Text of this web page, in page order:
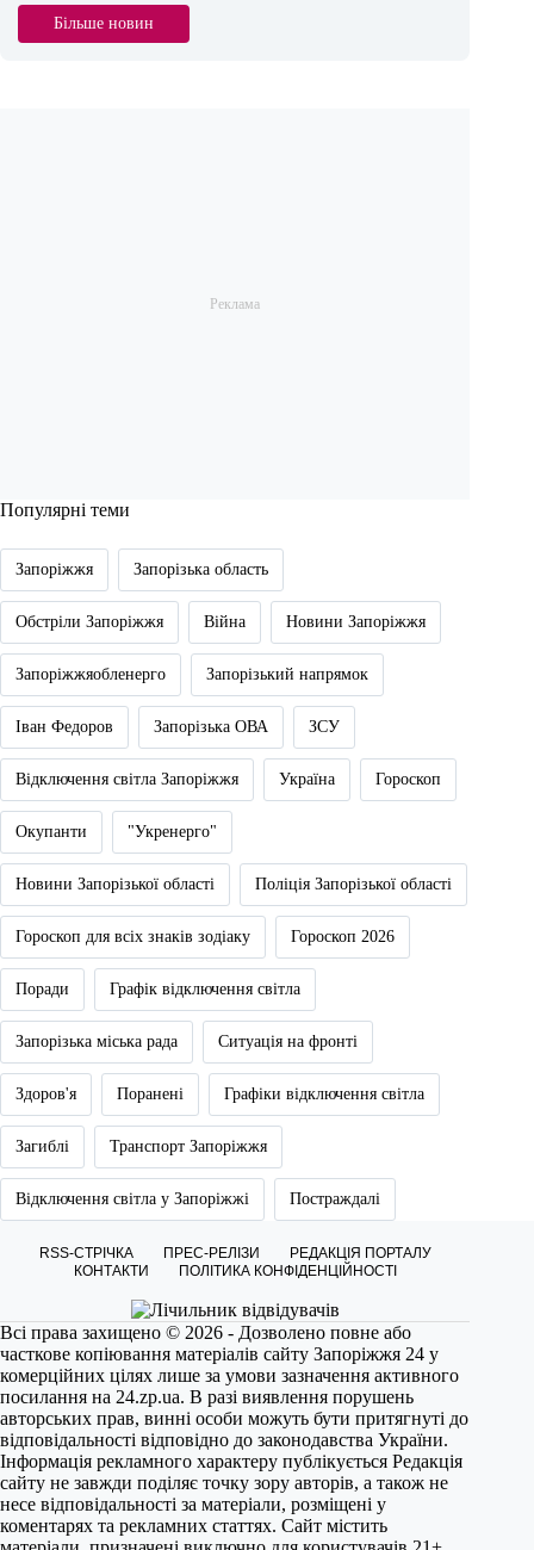
Більше новин
Популярні теми
Запоріжжя Запорізька область
Обстріли Запоріжжя Війна Новини Запоріжжя
Запоріжжяобленерго Запорізький напрямок
Іван Федоров Запорізька ОВА ЗСУ
Відключення світла Запоріжжя Україна Гороскоп
Окупанти "Укренерго"
Новини Запорізької області Поліція Запорізької області
Гороскоп для всіх знаків зодіаку Гороскоп 2026
Поради Графік відключення світла
Запорізька міська рада Ситуація на фронті
Здоров'я Поранені Графіки відключення світла
Загиблі Транспорт Запоріжжя
Відключення світла у Запоріжжі Постраждалі
RSS-СТРІЧКА ПРЕС-РЕЛІЗИ
РЕДАКЦІЯ ПОРТАЛУ
КОНТАКТИ
ПОЛІТИКА КОНФІДЕНЦІЙНОСТІ
Всі права захищено © 2026 - Дозволено повне або
часткове копіювання матеріалів сайту Запоріжжя 24 у
комерційних цілях лише за умови зазначення активного
посилання на 24.zp.ua. В разі виявлення порушень
авторських прав, винні особи можуть бути притягнуті до
відповідальності відповідно до законодавства України.
Інформація рекламного характеру публікується Редакція
сайту не завжди поділяє точку зору авторів, а також не
несе відповідальності за матеріали, розміщені у
коментарях та рекламних статтях. Сайт містить